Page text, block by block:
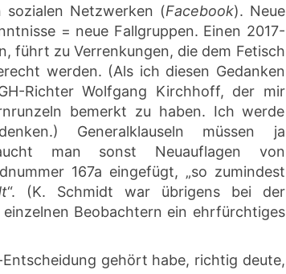
sozialen Netzwerken (Facebook). Neue
= neue Fallgruppen. Einen 2017-
führt zu Verrenkungen, die dem Fetisch
werden. (Als ich diesen Gedanken
Richter Wolfgang Kirchhoff, der mir
bemerkt zu haben. Ich werde
Generalklauseln müssen ja
man sonst Neuauflagen von
167a eingefügt, „so zumindest
“. (K. Schmidt war übrigens bei der
Beobachtern ein ehrfürchtiges
gehört habe, richtig deute,